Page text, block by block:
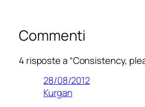
Commenti
4 risposte a “Consistency,
28/08/2012
Kurgan